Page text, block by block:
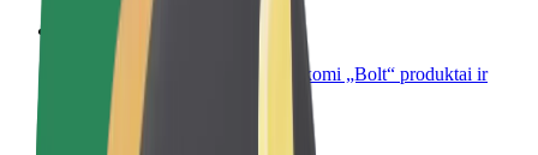
„Bolt for Business“
Atskirų įmonių poreikiams pritaikomi „Bolt“ produktai ir
paslaugos